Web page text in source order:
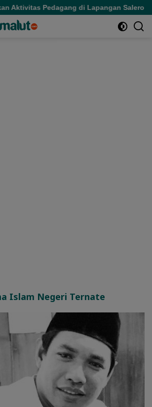
Aktivitas Pedagang di Lapangan Salero
Islam Negeri Ternate